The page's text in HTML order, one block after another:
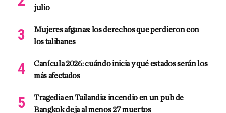
julio
Mujeres afganas: los derechos que perdieron con
los talibanes
Canícula 2026: cuándo inicia y qué estados serán los
más afectados
Tragedia en Tailandia: incendio en un pub de
Bangkok deja al menos 27 muertos